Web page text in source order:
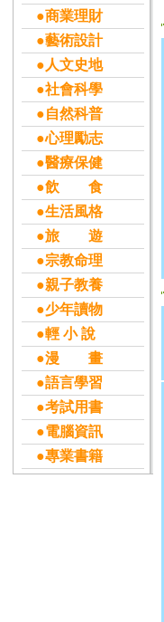
●商業理財
●藝術設計
●人文史地
●社會科學
●自然科普
●心理勵志
●醫療保健
●飲 食
●生活風格
●旅 遊
●宗教命理
●親子教養
●少年讀物
●輕 小 說
●漫 畫
●語言學習
●考試用書
●電腦資訊
●專業書籍